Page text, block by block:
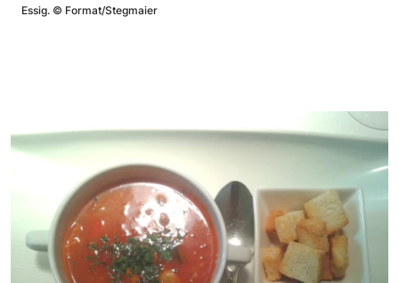
Essig. © Format/Stegmaier